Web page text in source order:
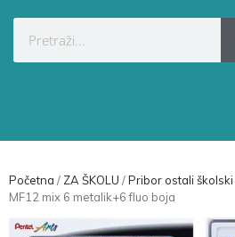
Početna / ZA ŠKOLU /Pribor ostali školski
MF12 mix 6 metalik+6 fluo boja